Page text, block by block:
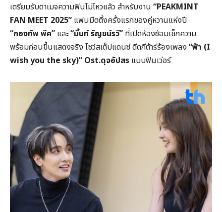
เตรียมรับดาเมจความฟินไม่ไหวแล้ว สำหรับงาน “PEAKMINT
FAN MEET 2025” แฟนมีตติ้งครั้งแรกของคู่หวานแห่งปี
“กองทัพ พีค” และ“มิ้นท์ รัญชน์รวี” ที่เปิดห้องซ้อมเช็กความ
พร้อมก่อนขึ้นแสดงจริง โชว์สเต็ปแดนซ์ ดีดกีต้าร์ร้องเพลง “ฟ้า (I
wish you the sky)” Ost.ดุจอัปสร แบบฟินเว่อร์